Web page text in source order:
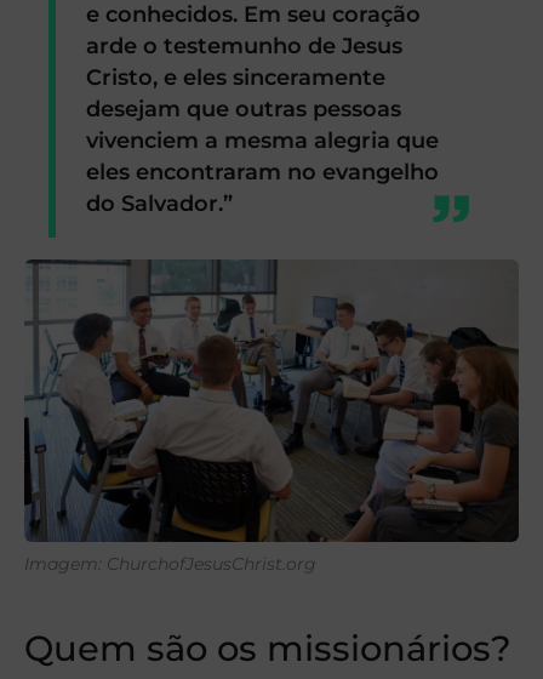
e conhecidos. Em seu coração
arde o testemunho de Jesus
Cristo, e eles sinceramente
desejam que outras pessoas
vivenciem a mesma alegria que
eles encontraram no evangelho
do Salvador.”
Imagem: ChurchofJesusChrist.org
Quem são os missionários?